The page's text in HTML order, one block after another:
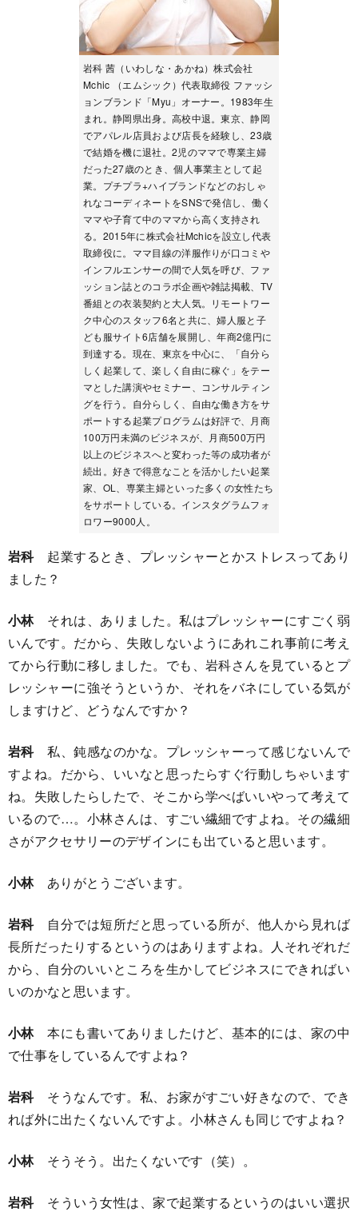
岩科 茜（いわしな・あかね）株式会社
Mchic （エムシック）代表取締役 ファッシ
ョンブランド「Myu」オーナー。1983年生
まれ。静岡県出身。高校中退。東京、静岡
でアパレル店員および店長を経験し、23歳
で結婚を機に退社。2児のママで専業主婦
だった27歳のとき、個人事業主として起
業。プチプラ+ハイブランドなどのおしゃ
れなコーディネートをSNSで発信し、働く
ママや子育て中のママから高く支持され
る。2015年に株式会社Mchicを設立し代表
取締役に。ママ目線の洋服作りが口コミや
インフルエンサーの間で人気を呼び、ファ
ッション誌とのコラボ企画や雑誌掲載、TV
番組との衣装契約と大人気。リモートワー
ク中心のスタッフ6名と共に、婦人服と子
ども服サイト6店舗を展開し、年商2億円に
到達する。現在、東京を中心に、「自分ら
しく起業して、楽しく自由に稼ぐ」をテー
マとした講演やセミナー、コンサルティン
グを行う。自分らしく、自由な働き方をサ
ポートする起業プログラムは好評で、月商
100万円未満のビジネスが、月商500万円
以上のビジネスへと変わった等の成功者が
続出。好きで得意なことを活かしたい起業
家、OL、専業主婦といった多くの女性たち
をサポートしている。インスタグラムフォ
ロワー9000人。
岩科起業するとき、プレッシャーとかストレスってあり
ました？
小林それは、ありました。私はプレッシャーにすごく弱
いんです。だから、失敗しないようにあれこれ事前に考え
てから行動に移しました。でも、岩科さんを見ているとプ
レッシャーに強そうというか、それをバネにしている気が
しますけど、どうなんですか？
岩科私、鈍感なのかな。プレッシャーって感じないんで
すよね。だから、いいなと思ったらすぐ行動しちゃいます
ね。失敗したらしたで、そこから学べばいいやって考えて
いるので…。小林さんは、すごい繊細ですよね。その繊細
さがアクセサリーのデザインにも出ていると思います。
小林ありがとうございます。
岩科自分では短所だと思っている所が、他人から見れば
長所だったりするというのはありますよね。人それぞれだ
から、自分のいいところを生かしてビジネスにできればい
いのかなと思います。
小林本にも書いてありましたけど、基本的には、家の中
で仕事をしているんですよね？
岩科そうなんです。私、お家がすごい好きなので、でき
れば外に出たくないんですよ。小林さんも同じですよね？
小林そうそう。出たくないです（笑）。
岩科そういう女性は、家で起業するというのはいい選択